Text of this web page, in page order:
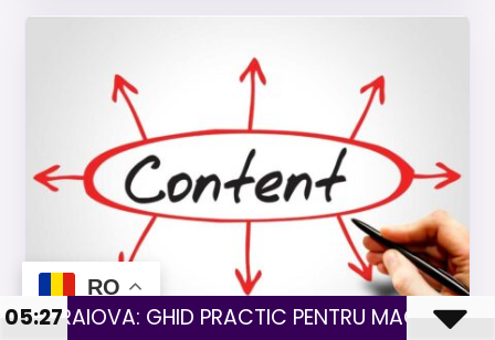
RO
PENTRU MAGAZINE CU PRODUSE FIZICE
05:27